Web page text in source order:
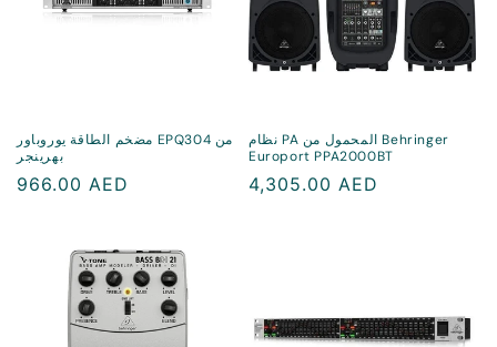
مضخم الطاقة يوروباور EPQ304 من
بهرينجر
سعر
966.00 AED
نظام PA المحمول من Behringer
Europort PPA2000BT
سعر
4,305.00 AED